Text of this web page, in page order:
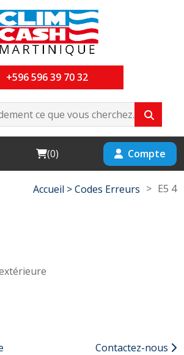
+596 596 39 70 32
Cart
(0) Compte
Accueil >Codes Erreurs > E5 4
Contactez-nous